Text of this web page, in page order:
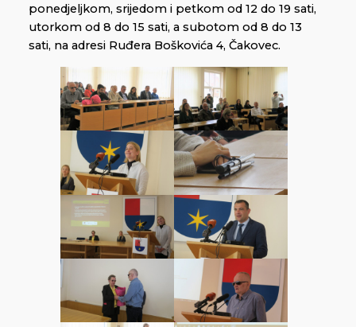
ponedjeljkom, srijedom i petkom od 12 do 19 sati,
utorkom od 8 do 15 sati, a subotom od 8 do 13
sati, na adresi Ruđera Boškovića 4, Čakovec.